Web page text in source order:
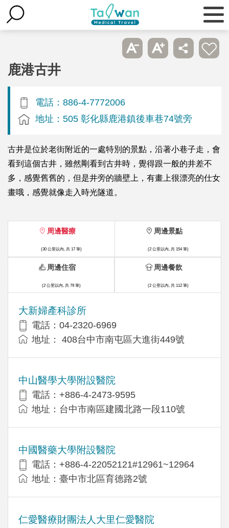
鹿港古井
電話：886-4-7772006
地址：505 彰化縣鹿港鎮後車巷74號旁
古井是位於老街附近的一處特別的景點，沿著小巷子走，會
看到這個古井，雖然剛看到古井時，覺得跟一般的井差不
多，感覺舊舊的，但是井旁的牆壁上，有畫上很漂亮的仕女
畫哦，感覺就像走入時光隧道。
周邊醫療
(30 公里以內, 共 17 筆)
大新婦產科診所
電話：04-2320-6969
地址： 408台中市南屯區大進街449號
中山醫學大學附設醫院
電話：+886-4-2473-9595
地址：台中市南區建國北路一段110號
中國醫藥大學附設醫院
電話：+886-4-22052121#12961~12964
地址：臺中市北區育德路2號
仁愛醫療財團法人大里仁愛醫院
周邊景點
(2 公里以內, 共 154 筆)
周邊住宿
(2 公里以內, 共 79 筆)
周邊餐飲
(2 公里以內, 共 112 筆)